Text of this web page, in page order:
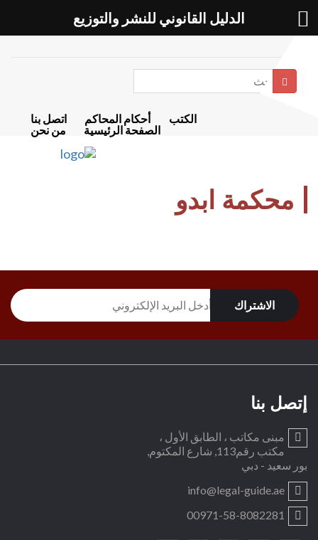
بحث
اتصل بنا أحكام المحاكم
الكتب
من نحن
الصفحة الرئيسية
محكمة ابدو
إتصل بنا
مبنى مكاتب ، الطابق الأول ،
مكتب رقم113, شارع المكتوم,
بور سعيد - دبي
info@legal-guide.ae
00971-58-8082281
الدليل القانوني للنشر والتوزيع